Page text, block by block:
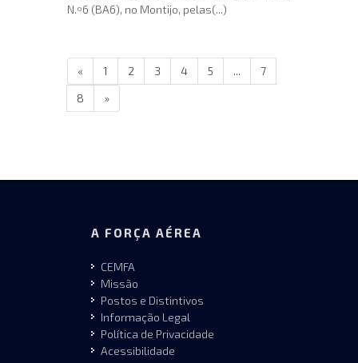
N.º6 (BA6), no Montijo, pelas(...)
« 1 2 3 4 5 ...
7
8
»
A FORÇA AÉREA
CEMFA
Missão
Postos e Distintivos
Informação Legal
Política de Privacidade
Acessibilidade